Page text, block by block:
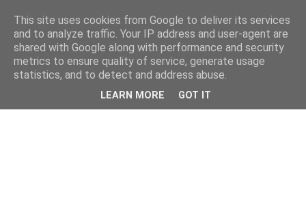
This site uses cookies from Google to deliver its services
and to analyze traffic. Your IP address and user-agent are
shared with Google along with performance and security
metrics to ensure quality of service, generate usage
statistics, and to detect and address abuse.
LEARN MORE GOT IT